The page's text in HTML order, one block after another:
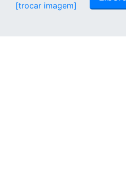
[trocar imagem]